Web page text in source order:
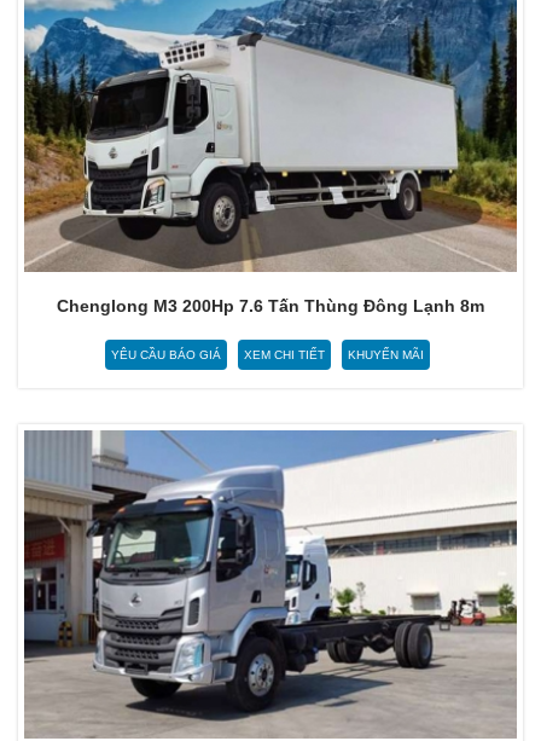
Chenglong M3 200Hp 7.6 Tấn Thùng Đông Lạnh 8m
YÊU CẦU BÁO GIÁ XEM CHI TIẾT KHUYẾN MÃI